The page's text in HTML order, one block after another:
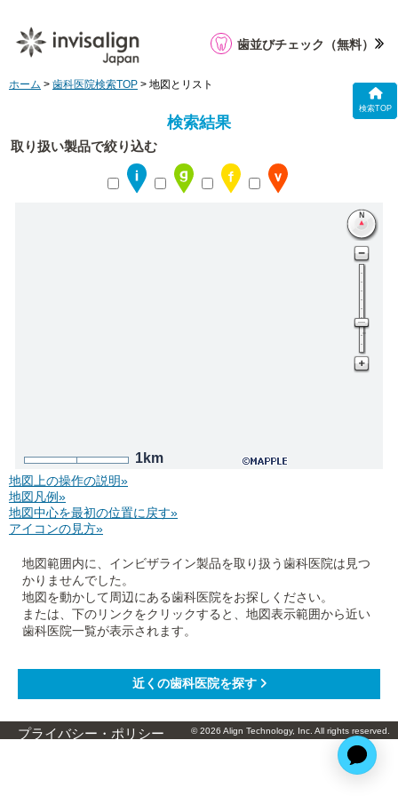
検索TOP
歯並びチェック （無料）
ホーム > 歯科医院検索TOP > 地図とリスト
検索結果
取り扱い製品で絞り込む
1km
地図上の操作の説明»
地図凡例»
地図中心を最初の位置に戻す»
アイコンの見方»
地図範囲内に、インビザライン製品を取り扱う歯科医院は見つ
かりませんでした。
地図を動かして周辺にある歯科医院をお探しください。
または、下のリンクをクリックすると、地図表示範囲から近い
歯科医院一覧が表示されます。
プライバシー・ポリシー © 2026 Align Technology, Inc. All rights reserved.